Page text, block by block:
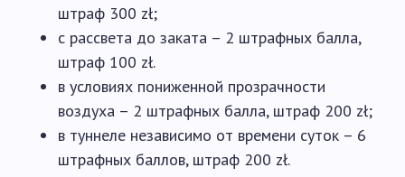
штраф 300 zł;
с рассвета до заката – 2 штрафных балла,
штраф 100 zł.
в условиях пониженной прозрачности
воздуха – 2 штрафных балла, штраф 200 zł;
в туннеле независимо от времени суток – 6
штрафных баллов, штраф 200 zł.